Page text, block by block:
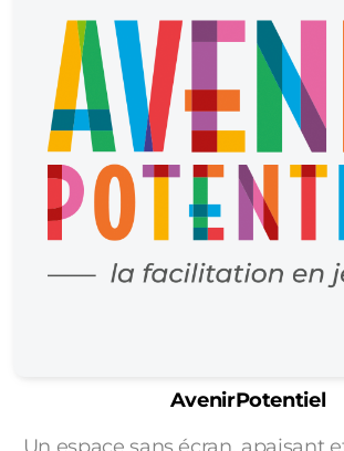
AvenirPotentiel
Un espace sans écran, apaisant